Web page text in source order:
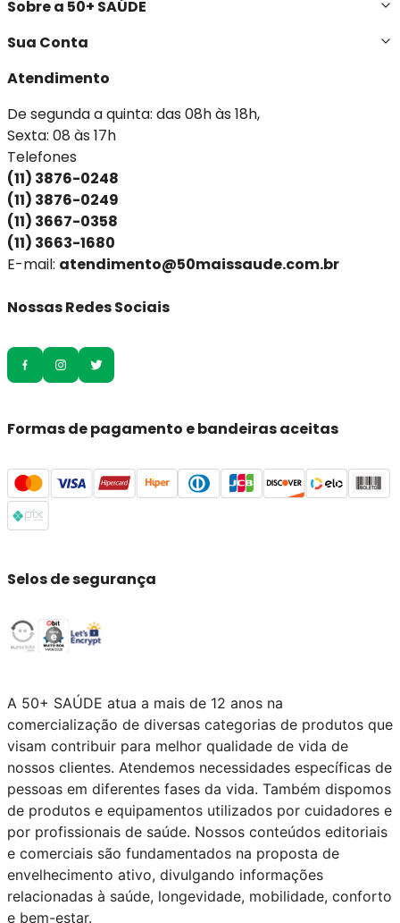
Sobre a 50+ SAÚDE
Sua Conta
Atendimento
De segunda a quinta: das 08h às 18h,
Sexta: 08 às 17h
Telefones
(11) 3876-0248
(11) 3876-0249
(11) 3667-0358
(11) 3663-1680
E-mail: atendimento@50maissaude.com.br
Nossas Redes Sociais
Formas de pagamento e bandeiras aceitas
Selos de segurança
A 50+ SAÚDE atua a mais de 12 anos na
comercialização de diversas categorias de produtos que
visam contribuir para melhor qualidade de vida de
nossos clientes. Atendemos necessidades específicas de
pessoas em diferentes fases da vida. Também dispomos
de produtos e equipamentos utilizados por cuidadores e
por profissionais de saúde. Nossos conteúdos editoriais
e comerciais são fundamentados na proposta de
envelhecimento ativo, divulgando informações
relacionadas à saúde, longevidade, mobilidade, conforto
e bem-estar.